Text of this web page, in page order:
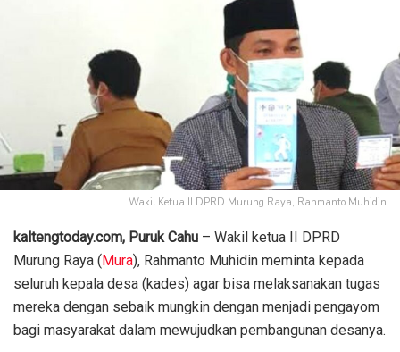
Wakil Ketua II DPRD Murung Raya, Rahmanto Muhidin
kaltengtoday.com, Puruk Cahu – Wakil ketua II DPRD
Murung Raya (Mura), Rahmanto Muhidin meminta kepada
seluruh kepala desa (kades) agar bisa melaksanakan tugas
mereka dengan sebaik mungkin dengan menjadi pengayom
bagi masyarakat dalam mewujudkan pembangunan desanya.